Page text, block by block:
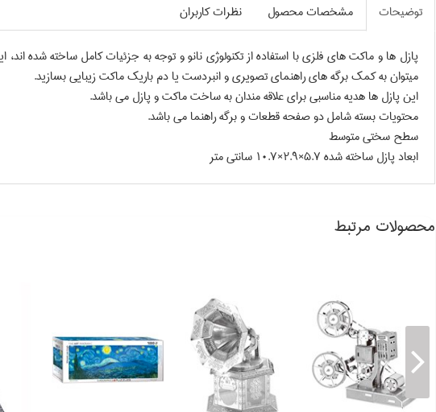
توضيحات مشخصات محصول نظرات کاربران
پازل ها و ماكت هاي فلزي با استفاده از تكنولوژي نانو و توجه به جزئيات كامل ساخته شده
ميتوان به كمك برگه هاي راهنماي تصويري و انبردست يا دم باريك ماكت زيبايي بسازيد.
اين پازل ها هديه مناسبي براي علاقه مندان به ساخت ماكت و پازل مي باشد.
محتويات بسته شامل دو صفحه قطعات و برگه راهنما مي باشد.
سطح سختي متوسط
ابعاد پازل ساخته شده 5.7×2.9×10.7 سانتي متر
محصولات مرتبط